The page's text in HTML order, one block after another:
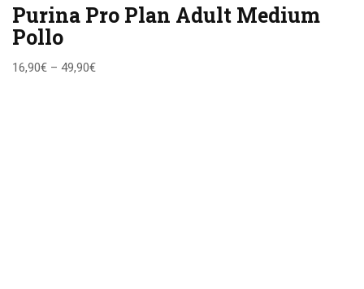
Purina Pro Plan Adult Medium
Pollo
16,90€ – 49,90€